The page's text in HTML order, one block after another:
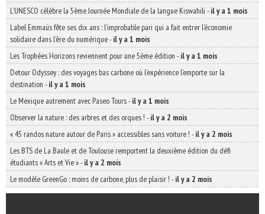
L’UNESCO célèbre la 5ème Journée Mondiale de la langue Kiswahili -il y a 1 mois
Label Emmaüs fête ses dix ans : l’improbable pari qui a fait entrer l’économie
solidaire dans l’ère du numérique-il y a 1 mois
Les Trophées Horizons reviennent pour une 5ème édition -il y a 1 mois
Detour Odyssey : des voyages bas carbone où l’expérience l’emporte sur la
destination -il y a 1 mois
Le Mexique autrement avec Paseo Tours-il y a 1 mois
Observer la nature : des arbres et des orques ! -il y a 2 mois
« 45 randos nature autour de Paris » accessibles sans voiture ! -il y a 2 mois
Les BTS de La Baule et de Toulouse remportent la deuxième édition du défi
étudiants « Arts et Vie »-il y a 2 mois
Le modèle GreenGo : moins de carbone, plus de plaisir ! -il y a 2 mois